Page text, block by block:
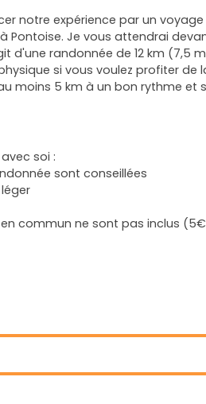
notre expérience par un
Pontoise. Je vous attendrai
d'une randonnée de 12 km (7,5
si vous voulez profiter de
moins 5 km à un bon rythme et
soi :
sont conseillées
commun ne sont pas inclus